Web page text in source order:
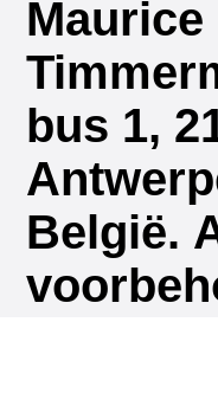
Maurice
bus 1,
België.